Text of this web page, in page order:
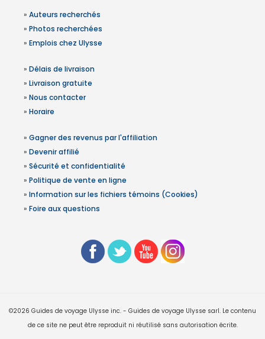
» Auteurs recherchés
» Photos recherchées
» Emplois chez Ulysse
» Délais de livraison
» Livraison gratuite
» Nous contacter
» Horaire
» Gagner des revenus par l'affiliation
» Devenir affilié
» Sécurité et confidentialité
» Politique de vente en ligne
» Information sur les fichiers témoins (Cookies)
» Foire aux questions
©2026 Guides de voyage Ulysse inc. - Guides de voyage Ulysse sarl. Le contenu
de ce site ne peut être reproduit ni réutilisé sans autorisation écrite.